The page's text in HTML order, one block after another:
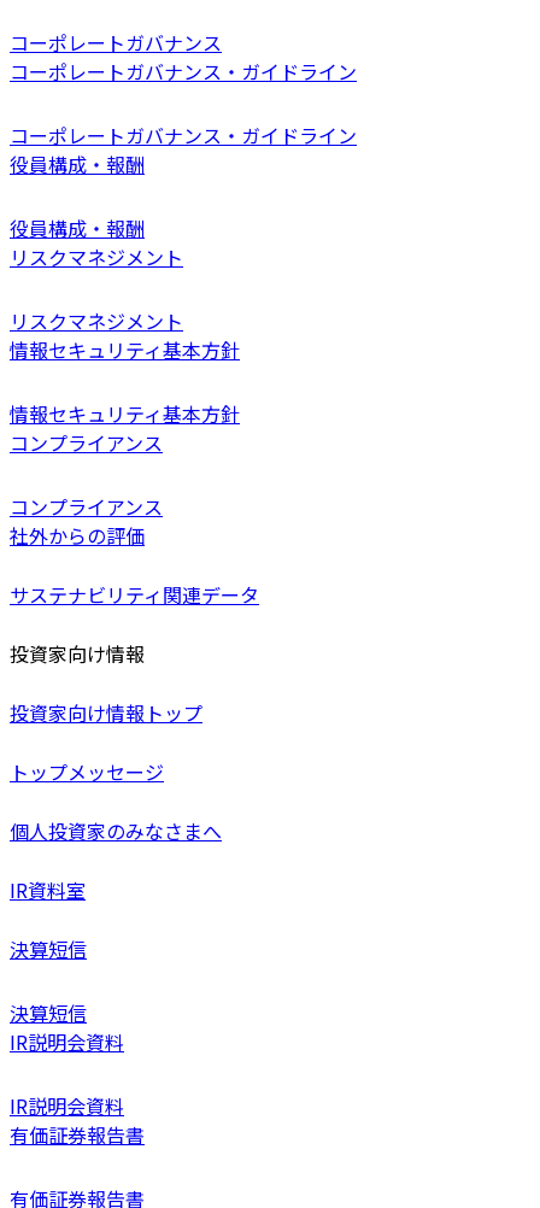
コーポレートガバナンス
コーポレートガバナンス・ガイドライン
コーポレートガバナンス・ガイドライン
役員構成・報酬
役員構成・報酬
リスクマネジメント
リスクマネジメント
情報セキュリティ基本方針
情報セキュリティ基本方針
コンプライアンス
コンプライアンス
社外からの評価
サステナビリティ関連データ
投資家向け情報
投資家向け情報トップ
トップメッセージ
個人投資家のみなさまへ
IR資料室
決算短信
決算短信
IR説明会資料
IR説明会資料
有価証券報告書
有価証券報告書